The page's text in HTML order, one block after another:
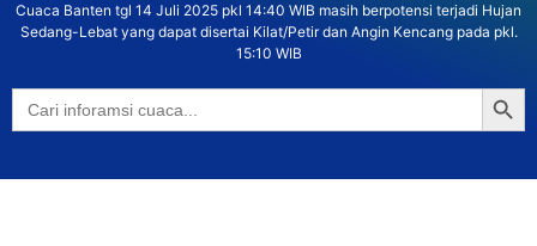
Cuaca Banten tgl 14 Juli 2025 pkl 14:40 WIB masih berpotensi terjadi Hujan
Sedang-Lebat yang dapat disertai Kilat/Petir dan Angin Kencang pada pkl.
15:10 WIB
Search
for: